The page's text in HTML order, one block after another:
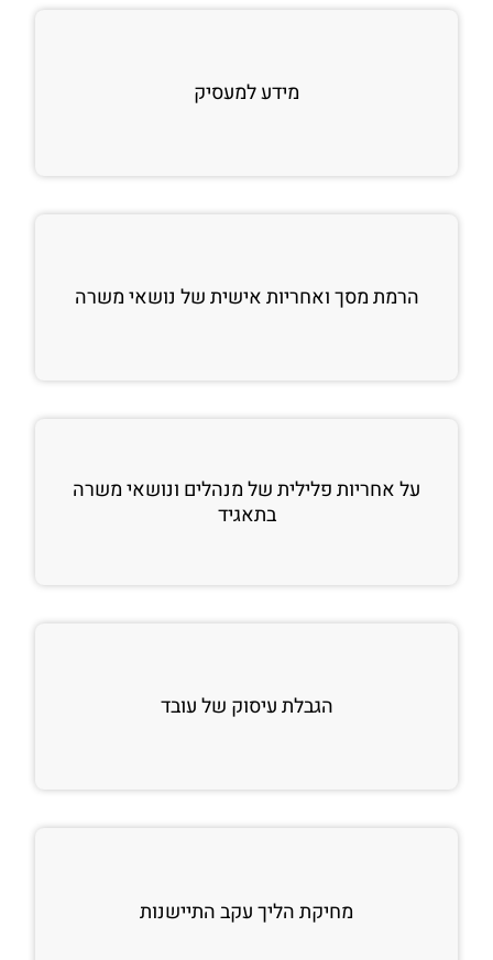
מידע למעסיק
הרמת מסך ואחריות אישית של נושאי משרה
על אחריות פלילית של מנהלים ונושאי משרה
בתאגיד
הגבלת עיסוק של עובד
מחיקת הליך עקב התיישנות